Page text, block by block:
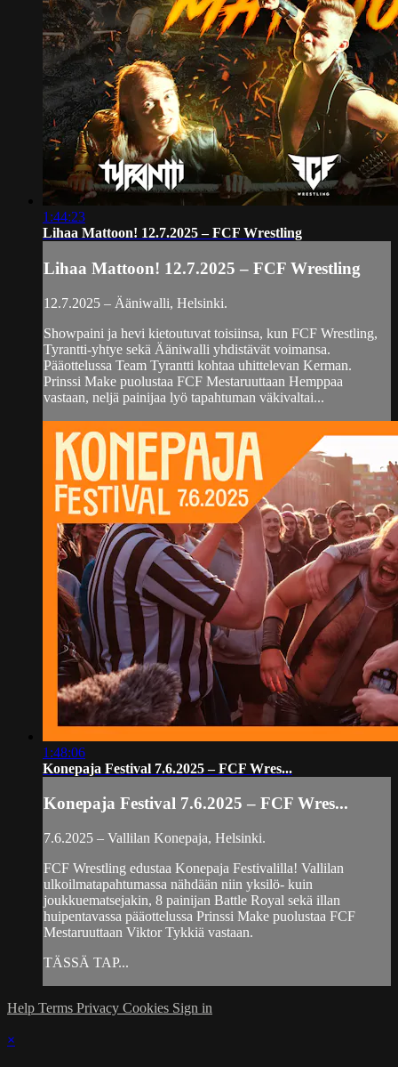
1:44:23
Lihaa Mattoon! 12.7.2025 – FCF Wrestling
Lihaa Mattoon! 12.7.2025 – FCF Wrestling
12.7.2025 – Ääniwalli, Helsinki.
Showpaini ja hevi kietoutuvat toisiinsa, kun FCF Wrestling,
Tyrantti-yhtye sekä Ääniwalli yhdistävät voimansa.
Pääottelussa Team Tyrantti kohtaa uhittelevan Kerman.
Prinssi Make puolustaa FCF Mestaruuttaan Hemppaa
vastaan, neljä painijaa lyö tapahtuman väkivaltai...
1:48:06
Konepaja Festival 7.6.2025 – FCF Wres...
Konepaja Festival 7.6.2025 – FCF Wres...
7.6.2025 – Vallilan Konepaja, Helsinki.
FCF Wrestling edustaa Konepaja Festivalilla! Vallilan
ulkoilmatapahtumassa nähdään niin yksilö- kuin
joukkuematsejakin, 8 painijan Battle Royal sekä illan
huipentavassa pääottelussa Prinssi Make puolustaa FCF
Mestaruuttaan Viktor Tykkiä vastaan.
TÄSSÄ TAP...
Help Terms Privacy Cookies Sign in
×